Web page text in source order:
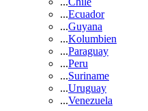
...Ecuador
...Guyana
...Kolumbien
...Paraguay
...Peru
...Suriname
...Uruguay
...Venezuela